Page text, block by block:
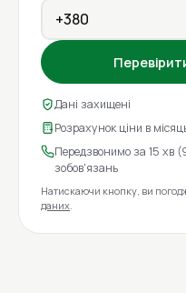
Дані захищені
Розрахунок ціни в
Передзвонимо за 15 хв
зобов'язань
Натискаючи кнопку, ви
даних.